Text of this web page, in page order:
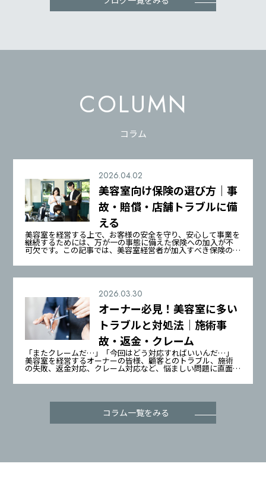
COLUMN
コラム
2026.04.02
美容室向け保険の選び方｜事
故・賠償・店舗トラブルに備
える
美容室を経営する上で、お客様の安全を守り、安心して事業を
継続するためには、万が一の事態に備えた保険への加入が不
可欠です。この記事では、美容室経営者が加入すべき保険の種
類から、保険選びのポイント、そして大阪府美容生活衛生同
2026.03.30
オーナー必見！美容室に多い
トラブルと対処法｜施術事
故・返金・クレーム
「またクレームだ…」「今回はどう対応すればいいんだ…」
美容室を経営するオーナーの皆様、顧客とのトラブル、施術
の失敗、返金対応、クレーム対応など、悩ましい問題に直面し
ていませんか？ この記事では、美容室経営で起こりがちなト
コラム一覧をみる